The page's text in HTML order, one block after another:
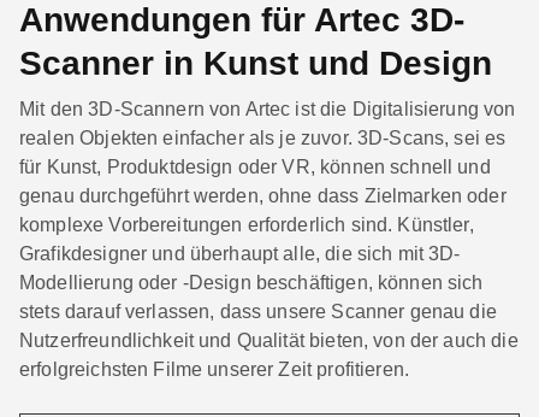
Anwendungen für Artec 3D-
Scanner in Kunst und Design
Mit den 3D-Scannern von Artec ist die Digitalisierung von
realen Objekten einfacher als je zuvor. 3D-Scans, sei es
für Kunst, Produktdesign oder VR, können schnell und
genau durchgeführt werden, ohne dass Zielmarken oder
komplexe Vorbereitungen erforderlich sind. Künstler,
Grafikdesigner und überhaupt alle, die sich mit 3D-
Modellierung oder -Design beschäftigen, können sich
stets darauf verlassen, dass unsere Scanner genau die
Nutzerfreundlichkeit und Qualität bieten, von der auch die
erfolgreichsten Filme unserer Zeit profitieren.